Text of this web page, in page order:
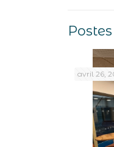
avril 26,